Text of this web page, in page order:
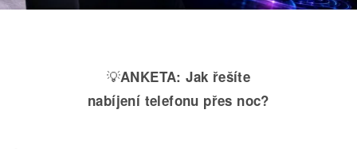
💡ANKETA: Jak řešíte
nabíjení telefonu přes noc?